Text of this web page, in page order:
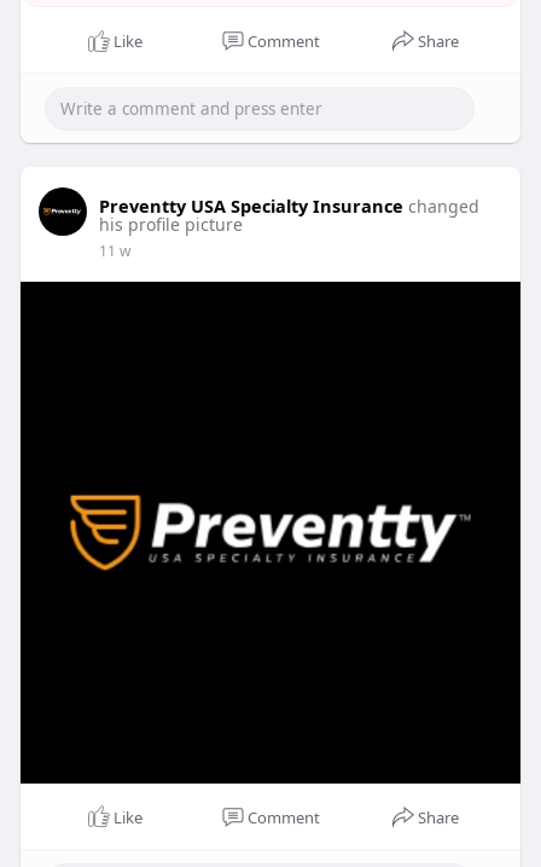
de cobertura y por qué es una inversión
confiables y atención personalizada.
Like Comment Share
Preventty USA Specialty Insurance changed
his profile picture
11 w
Like Comment Share